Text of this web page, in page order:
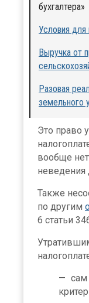
бухгалтера»
Условия
Выручка от
Разовая
земельного
Это право
вообще
неведения
Также
по другим
6 статьи
сам